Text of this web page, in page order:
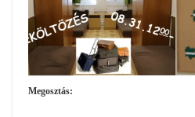
Megosztás: